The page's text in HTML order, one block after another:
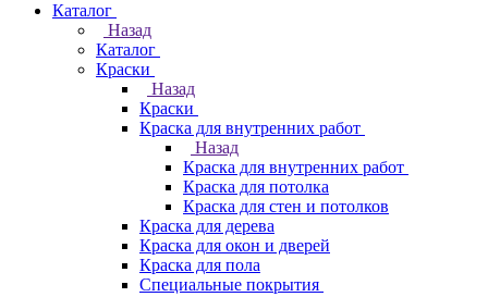
Каталог
Назад
Каталог
Краски
Назад
Краски
Краска для внутренних работ
Назад
Краска для внутренних работ
Краска для потолка
Краска для стен и потолков
Краска для дерева
Краска для окон и дверей
Краска для пола
Специальные покрытия